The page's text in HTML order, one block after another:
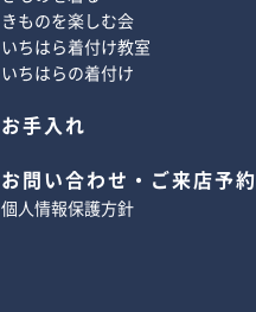
きものを楽しむ会
いちはら着付け教室
いちはらの着付け
お手入れ
お問い合わせ・ご来店予約
個人情報保護方針